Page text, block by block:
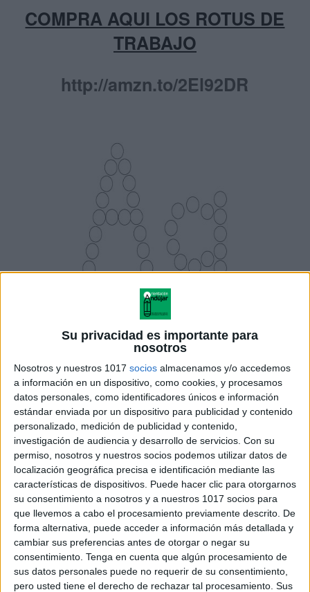
Su privacidad es importante para
nosotros
Nosotros y nuestros 1017 socios almacenamos y/o accedemos
a información en un dispositivo, como cookies, y procesamos
datos personales, como identificadores únicos e información
estándar enviada por un dispositivo para publicidad y contenido
personalizado, medición de publicidad y contenido,
investigación de audiencia y desarrollo de servicios. Con su
permiso, nosotros y nuestros socios podemos utilizar datos de
localización geográfica precisa e identificación mediante las
características de dispositivos. Puede hacer clic para otorgarnos
su consentimiento a nosotros y a nuestros 1017 socios para
que llevemos a cabo el procesamiento previamente descrito. De
forma alternativa, puede acceder a información más detallada y
cambiar sus preferencias antes de otorgar o negar su
consentimiento. Tenga en cuenta que algún procesamiento de
sus datos personales puede no requerir de su consentimiento,
pero usted tiene el derecho de rechazar tal procesamiento. Sus
COMPRA AQUI LOS ROTUS DE
TRABAJO
http://amzn.to/2El92DR